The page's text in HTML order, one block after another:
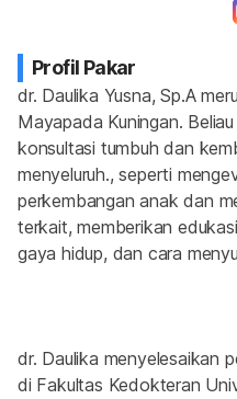
Profil Pakar
dr. Daulika Yusna, Sp.A
Mayapada Kuningan.
konsultasi tumbuh dan
menyeluruh., seperti
perkembangan anak dan
terkait, memberikan
gaya hidup, dan cara
dr. Daulika menyelesaikan
di Fakultas Kedokteran